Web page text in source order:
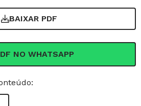
BAIXAR PDF
NO WHATSAPP